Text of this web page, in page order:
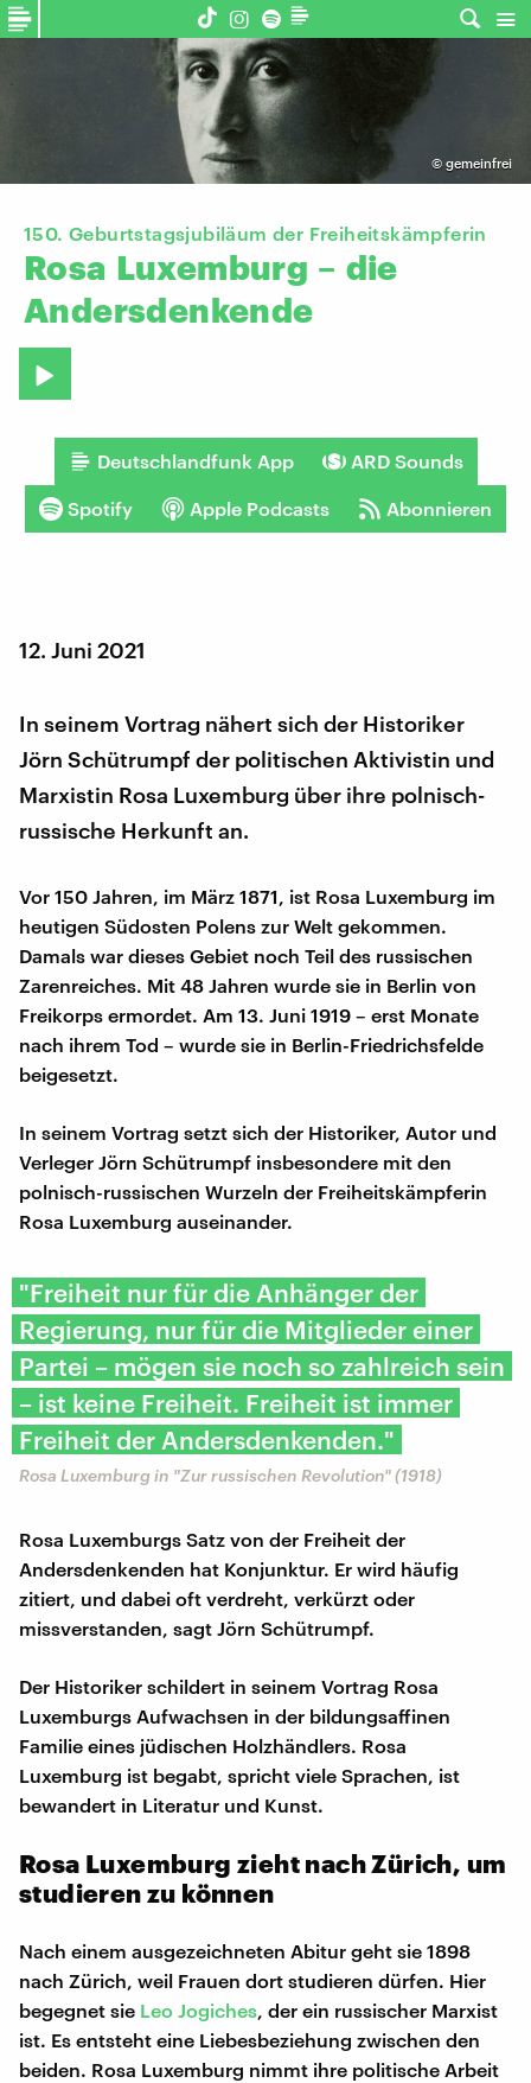
© gemeinfrei
150. Geburtstagsjubiläum der Freiheitskämpferin
Rosa Luxemburg – die
Andersdenkende
Deutschlandfunk App ARD Sounds
Spotify Apple Podcasts Abonnieren
12. Juni 2021
In seinem Vortrag nähert sich der Historiker
Jörn Schütrumpf der politischen Aktivistin und
Marxistin Rosa Luxemburg über ihre polnisch-
russische Herkunft an.
Vor 150 Jahren, im März 1871, ist Rosa Luxemburg im
heutigen Südosten Polens zur Welt gekommen.
Damals war dieses Gebiet noch Teil des russischen
Zarenreiches. Mit 48 Jahren wurde sie in Berlin von
Freikorps ermordet. Am 13. Juni 1919 – erst Monate
nach ihrem Tod – wurde sie in Berlin-Friedrichsfelde
beigesetzt.
In seinem Vortrag setzt sich der Historiker, Autor und
Verleger Jörn Schütrumpf insbesondere mit den
polnisch-russischen Wurzeln der Freiheitskämpferin
Rosa Luxemburg auseinander.
"Freiheit nur für die Anhänger der
Regierung, nur für die Mitglieder einer
Partei – mögen sie noch so zahlreich sein
– ist keine Freiheit. Freiheit ist immer
Freiheit der Andersdenkenden."
Rosa Luxemburg in "Zur russischen Revolution" (1918)
Rosa Luxemburgs Satz von der Freiheit der
Andersdenkenden hat Konjunktur. Er wird häufig
zitiert, und dabei oft verdreht, verkürzt oder
missverstanden, sagt Jörn Schütrumpf.
Der Historiker schildert in seinem Vortrag Rosa
Luxemburgs Aufwachsen in der bildungsaffinen
Familie eines jüdischen Holzhändlers. Rosa
Luxemburg ist begabt, spricht viele Sprachen, ist
bewandert in Literatur und Kunst.
Rosa Luxemburg zieht nach Zürich, um
studieren zu können
Nach einem ausgezeichneten Abitur geht sie 1898
nach Zürich, weil Frauen dort studieren dürfen. Hier
begegnet sie Leo Jogiches , der ein russischer Marxist
ist. Es entsteht eine Liebesbeziehung zwischen den
beiden. Rosa Luxemburg nimmt ihre politische Arbeit